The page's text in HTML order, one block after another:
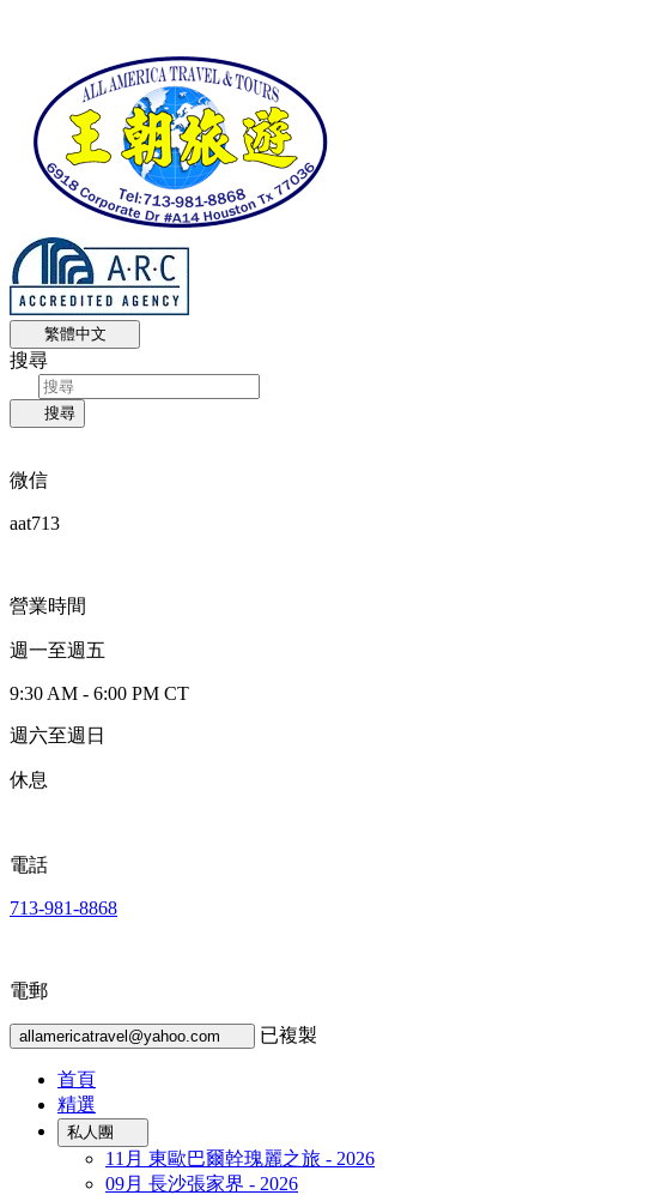
繁體中文
搜尋
搜尋
微信
aat713
營業時間
週一至週五
9:30 AM - 6:00 PM CT
週六至週日
休息
電話
713-981-8868
電郵
allamericatravel@yahoo.com 已複製
首頁
精選
私人團
11月 東歐巴爾幹瑰麗之旅 - 2026
09月 長沙張家界 - 2026